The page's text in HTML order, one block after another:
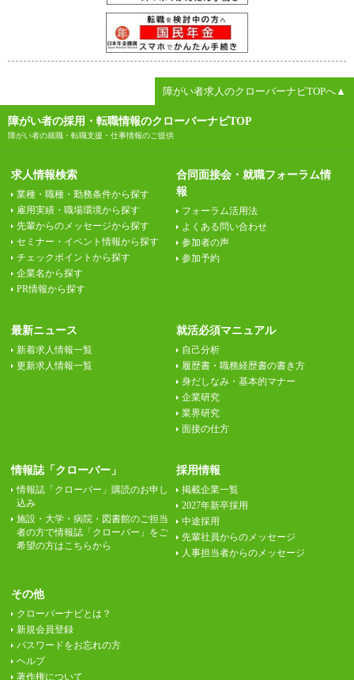
障がい者求人のクローバーナビTOPへ▲
障がい者の採用・転職情報のクローバーナビTOP
障がい者の就職・転職支援・仕事情報のご提供
求人情報検索
業種・職種・勤務条件から探す
雇用実績・職場環境から探す
先輩からのメッセージから探す
セミナー・イベント情報から探す
チェックポイントから探す
企業名から探す
PR情報から探す
合同面接会・就職フォーラム情
報
フォーラム活用法
よくある問い合わせ
参加者の声
参加予約
最新ニュース
新着求人情報一覧
更新求人情報一覧
就活必須マニュアル
自己分析
履歴書・職務経歴書の書き方
身だしなみ・基本的マナー
企業研究
業界研究
面接の仕方
情報誌「クローバー」
情報誌「クローバー」購読のお申し
込み
施設・大学・病院・図書館のご担当
者の方で情報誌「クローバー」をご
希望の方はこちらから
採用情報
掲載企業一覧
2027年新卒採用
中途採用
先輩社員からのメッセージ
人事担当者からのメッセージ
その他
クローバーナビとは？
新規会員登録
パスワードをお忘れの方
ヘルプ
著作権について